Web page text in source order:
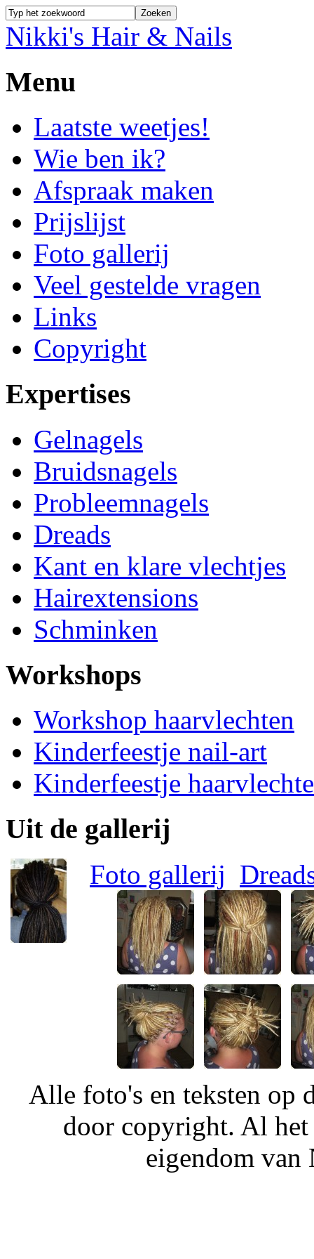
Nikki's Hair & Nails
Menu
Laatste weetjes!
Wie ben ik?
Afspraak maken
Prijslijst
Foto gallerij
Veel gestelde vragen
Links
Copyright
Expertises
Gelnagels
Bruidsnagels
Probleemnagels
Dreads
Kant en klare vlechtjes
Hairextensions
Schminken
Workshops
Workshop haarvlechten
Kinderfeestje nail-art
Kinderfeestje
Uit de gallerij
Foto gallerij
Alle foto's en teksten op
door copyright. Al het
eigendom